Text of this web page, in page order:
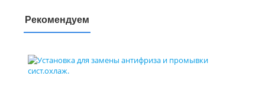
Рекомендуем